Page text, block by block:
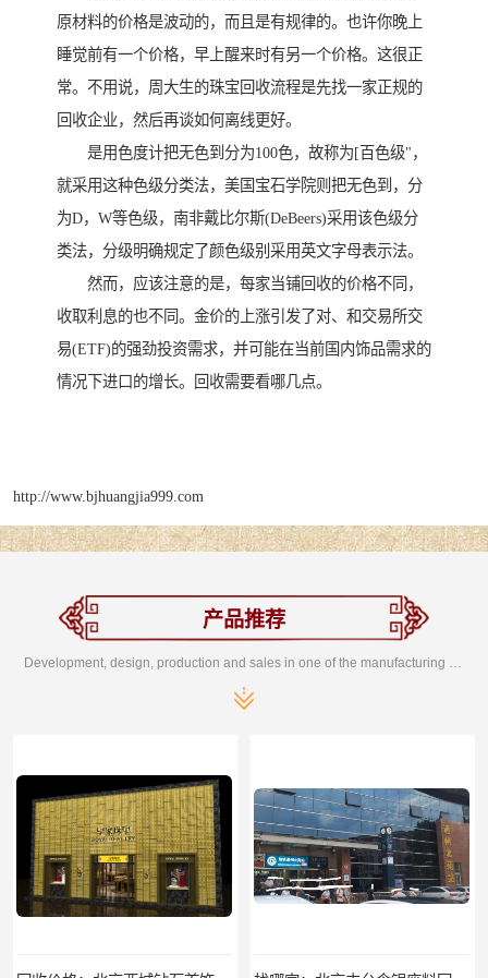
原材料的价格是波动的，而且是有规律的。也许你晚上
睡觉前有一个价格，早上醒来时有另一个价格。这很正
常。不用说，周大生的珠宝回收流程是先找一家正规的
回收企业，然后再谈如何离线更好。
是用色度计把无色到分为100色，故称为[百色级"，
就采用这种色级分类法，美国宝石学院则把无色到，分
为D，W等色级，南非戴比尔斯(DeBeers)采用该色级分
类法，分级明确规定了颜色级别采用英文字母表示法。
然而，应该注意的是，每家当铺回收的价格不同，
收取利息的也不同。金价的上涨引发了对、和交易所交
易(ETF)的强劲投资需求，并可能在当前国内饰品需求的
情况下进口的增长。回收需要看哪几点。
http://www.bjhuangjia999.com
产品推荐